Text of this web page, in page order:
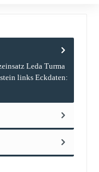
Leda Turma
links Eckdaten: